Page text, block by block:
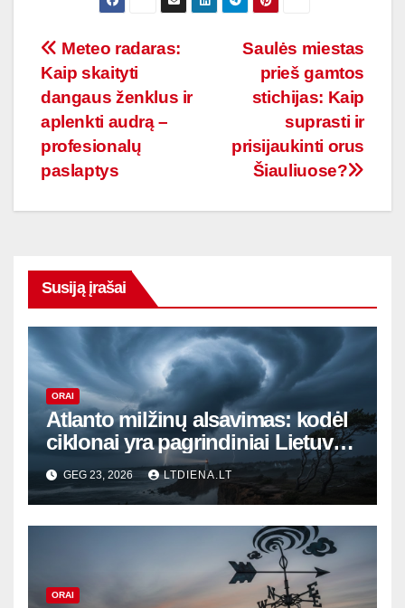
Navigacija
tarp
įrašų
Saulės miestas
prieš gamtos
stichijas: Kaip
suprasti ir
prisijaukinti orus
Šiauliuose?
Meteo radaras:
Kaip skaityti
dangaus ženklus ir
aplenkti audrą –
profesionalų
paslaptys
Susiją įrašai
ORAI
Atlanto milžinų alsavimas: kodėl
ciklonai yra pagrindiniai Lietuvos
orų režisieriai
GEG 23, 2026 LTDIENA.LT
ORAI